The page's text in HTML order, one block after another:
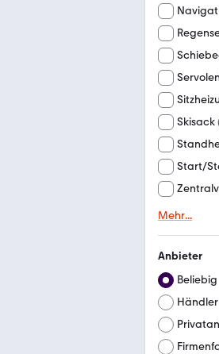
Skisack
Start/
Mehr...
Anbieter
Beliebig
Händler